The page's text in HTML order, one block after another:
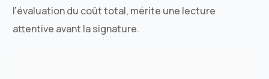
l’évaluation du coût total, mérite une lecture
attentive avant la signature.